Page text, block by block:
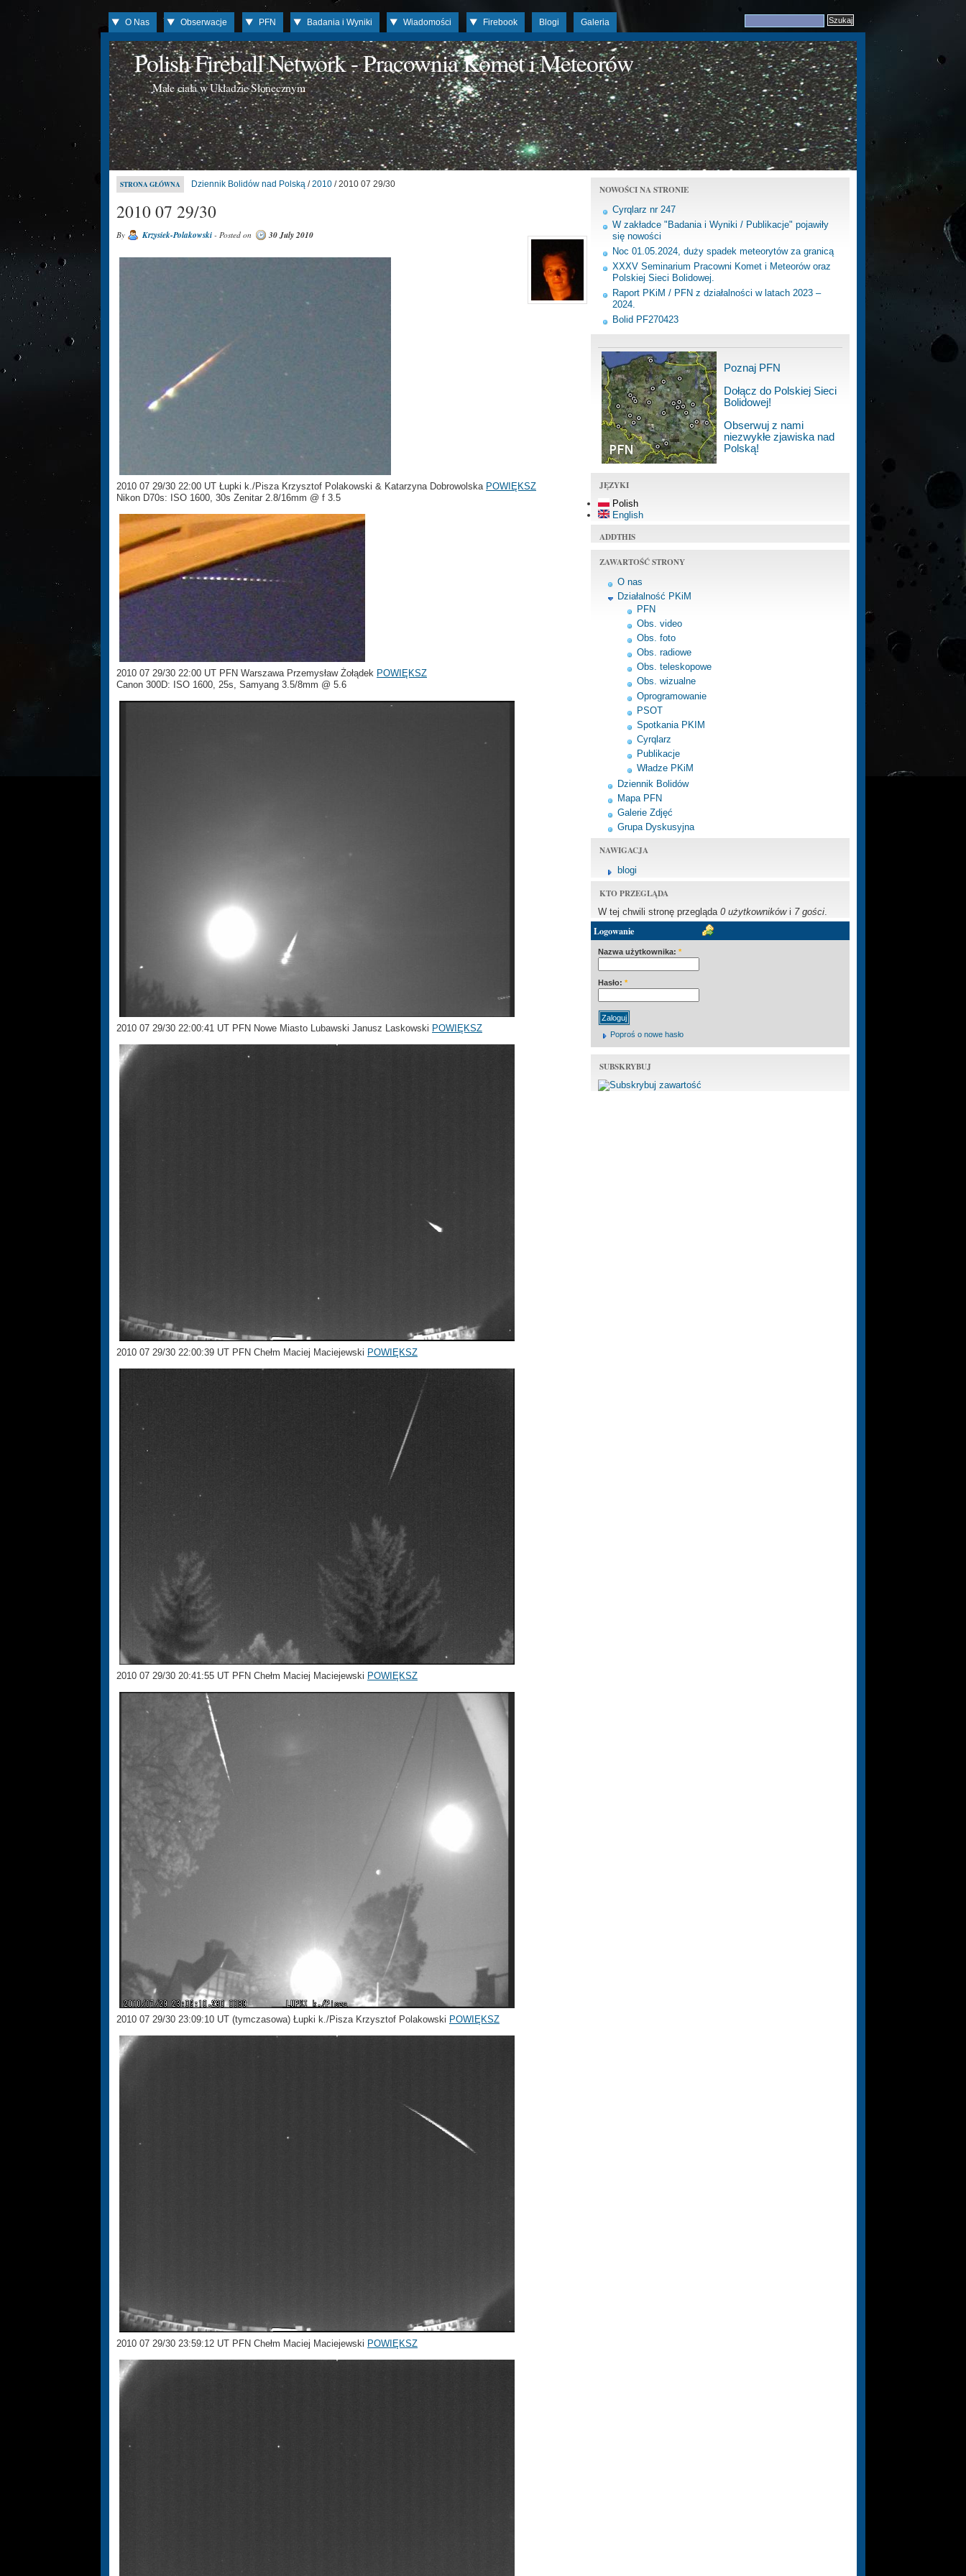
O Nas Obserwacje PFN Badania i Wyniki Wiadomości Firebook Blogi Galeria
Polish Fireball Network - Pracownia Komet i Meteorów
Małe ciała w Układzie Słonecznym
STRONA GŁÓWNA Dziennik Bolidów nad Polską /2010 / 2010 07 29/30
2010 07 29/30
By Krzysiek-Polakowski - Posted on 30 July 2010
2010 07 29/30 22:00 UT Łupki k./Pisza Krzysztof Polakowski & Katarzyna Dobrowolska POWIĘKSZ
Nikon D70s: ISO 1600, 30s Zenitar 2.8/16mm @ f 3.5
2010 07 29/30 22:00 UT PFN Warszawa Przemysław Żołądek POWIĘKSZ
Canon 300D: ISO 1600, 25s, Samyang 3.5/8mm @ 5.6
2010 07 29/30 22:00:41 UT PFN Nowe Miasto Lubawski Janusz Laskowski POWIĘKSZ
2010 07 29/30 22:00:39 UT PFN Chełm Maciej Maciejewski POWIĘKSZ
2010 07 29/30 20:41:55 UT PFN Chełm Maciej Maciejewski POWIĘKSZ
2010 07 29/30 23:09:10 UT (tymczasowa) Łupki k./Pisza Krzysztof Polakowski POWIĘKSZ
2010 07 29/30 23:59:12 UT PFN Chełm Maciej Maciejewski POWIĘKSZ
NOWOŚCI NA STRONIE
Cyrqlarz nr 247
W zakładce "Badania i Wyniki / Publikacje" pojawiły
się nowości
Noc 01.05.2024, duży spadek meteorytów za granicą
XXXV Seminarium Pracowni Komet i Meteorów oraz
Polskiej Sieci Bolidowej.
Raport PKiM / PFN z działalności w latach 2023 –
2024.
Bolid PF270423
Poznaj PFN
Dołącz do Polskiej Sieci
Bolidowej!
Obserwuj z nami
niezwykłe zjawiska nad
Polską!
JĘZYKI
Polish
English
ADDTHIS
ZAWARTOŚĆ STRONY
O nas
Działalność PKiM
PFN
Obs. video
Obs. foto
Obs. radiowe
Obs. teleskopowe
Obs. wizualne
Oprogramowanie
PSOT
Spotkania PKIM
Cyrqlarz
Publikacje
Władze PKiM
Dziennik Bolidów
Mapa PFN
Galerie Zdjęć
Grupa Dyskusyjna
NAWIGACJA
blogi
KTO PRZEGLĄDA
W tej chwili stronę przegląda 0 użytkownikówi 7 gości
Logowanie
Nazwa użytkownika: *
Hasło: *
Poproś o nowe hasło
SUBSKRYBUJ